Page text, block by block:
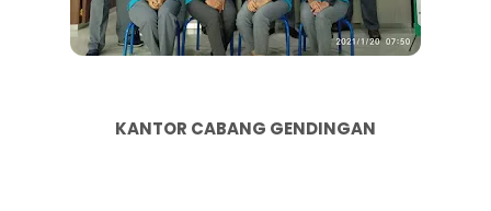
KANTOR CABANG GENDINGAN